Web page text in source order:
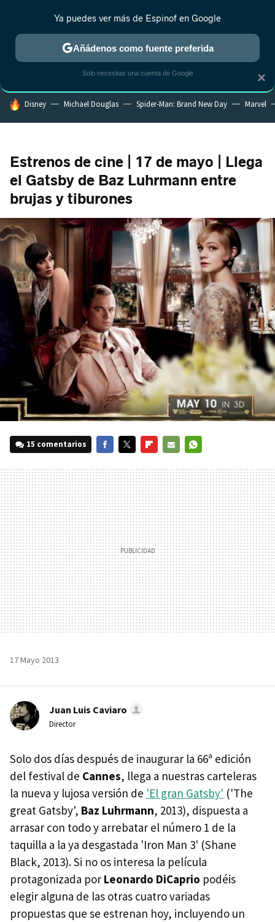
MENÚ NUEVO
ESTRENOS REALITY ANIME RANKINGS CINE
HOY SE HABLA DE
Disney Michael Douglas Spider-Man: Brand New Day Marvel
Estrenos de cine | 17 de mayo | Llega
el Gatsby de Baz Luhrmann entre
brujas y tiburones
15 comentarios
MAIL
17 Mayo 2013
Juan Luis Caviaro
Director
Solo dos días después de inaugurar la 66ª edición
del festival de Cannes, llega a nuestras carteleras
la nueva y lujosa versión de 'El gran Gatsby' ('The
great Gatsby', Baz Luhrmann, 2013), dispuesta a
arrasar con todo y arrebatar el número 1 de la
taquilla a la ya desgastada 'Iron Man 3' (Shane
Black, 2013). Si no os interesa la película
protagonizada por Leonardo DiCaprio podéis
elegir alguna de las otras cuatro variadas
propuestas que se estrenan hoy, incluyendo un
×
Ya puedes ver más de Espinof en Google
Añádenos como fuente preferida
Solo necesitas una cuenta de Google